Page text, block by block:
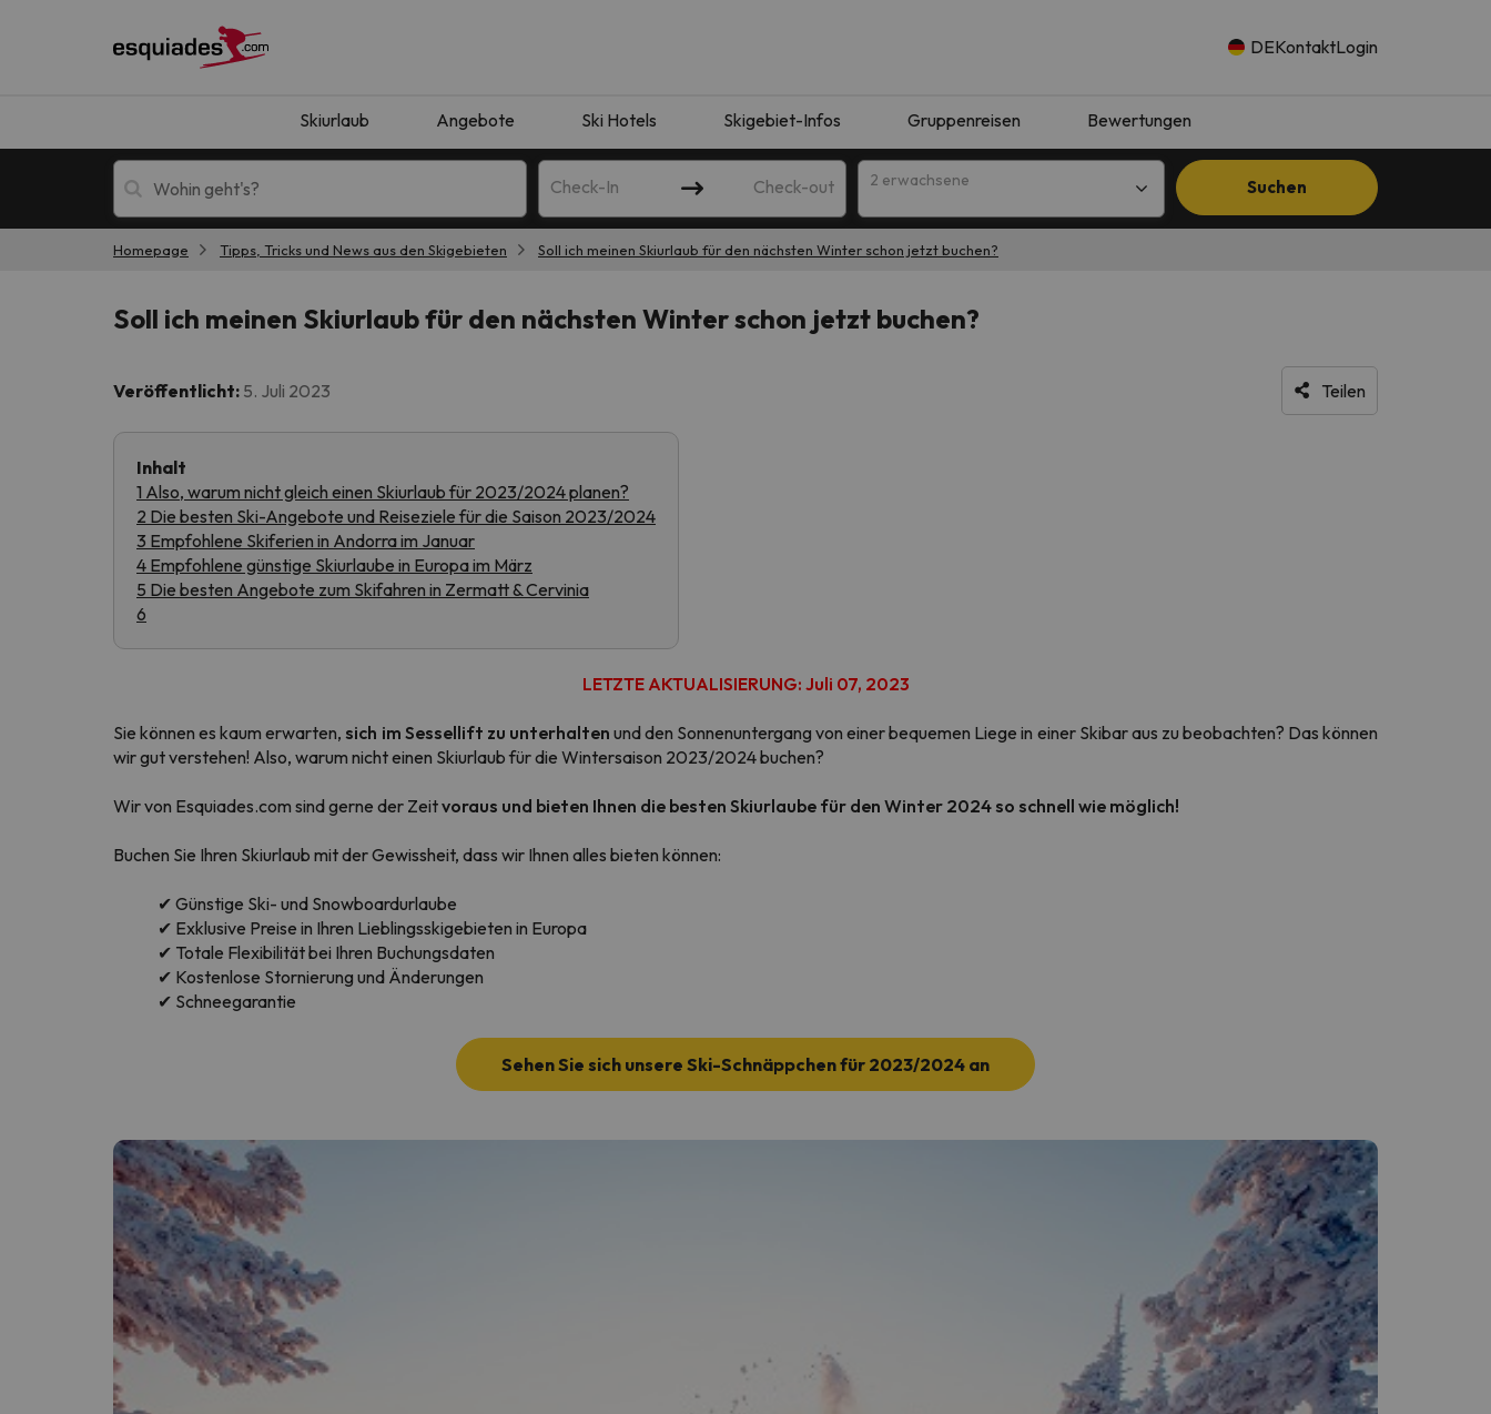
DEKontaktLogin
Skiurlaub Angebote Ski Hotels Skigebiet-Infos Gruppenreisen Bewertungen
Check-In Check-out 2 erwachsene Suchen
Oops, wir haben keine Ergebnisse gefunden, die Ihrer Suche entsprechen. Versuchen Sie, das Ziel zu ändern.
Es sieht so aus, als hätte sich unser Sucher verirrt. Sobald er seinen Kompass gefunden hat, wird er zurück sein.
Homepage Tipps, Tricks und News aus den Skigebieten Soll ich meinen Skiurlaub für den nächsten Winter schon jetzt buchen?
Soll ich meinen Skiurlaub für den nächsten Winter schon jetzt buchen?
Veröffentlicht: 5. Juli 2023 Teilen
Inhalt
1 Also, warum nicht gleich einen Skiurlaub für 2023/2024 planen?
2 Die besten Ski-Angebote und Reiseziele für die Saison 2023/2024
3 Empfohlene Skiferien in Andorra im Januar
4 Empfohlene günstige Skiurlaube in Europa im März
5 Die besten Angebote zum Skifahren in Zermatt & Cervinia
6
LETZTE AKTUALISIERUNG: Juli 07, 2023
Sie können es kaum erwarten, sich im Sessellift zu unterhalten und den Sonnenuntergang von einer bequemen Liege in einer Skibar aus zu beobachten? Das können
wir gut verstehen! Also, warum nicht einen Skiurlaub für die Wintersaison 2023/2024 buchen?
Wir von Esquiades.com sind gerne der Zeitvoraus und bieten Ihnen die besten Skiurlaube für den Winter 2024 so schnell wie möglich!
Buchen Sie Ihren Skiurlaub mit der Gewissheit, dass wir Ihnen alles bieten können:
✔ Günstige Ski- und Snowboardurlaube
✔ Exklusive Preise in Ihren Lieblingsskigebieten in Europa
✔ Totale Flexibilität bei Ihren Buchungsdaten
✔ Kostenlose Stornierung und Änderungen
✔ Schneegarantie
Sehen Sie sich unsere Ski-Schnäppchen für 2023/2024 an